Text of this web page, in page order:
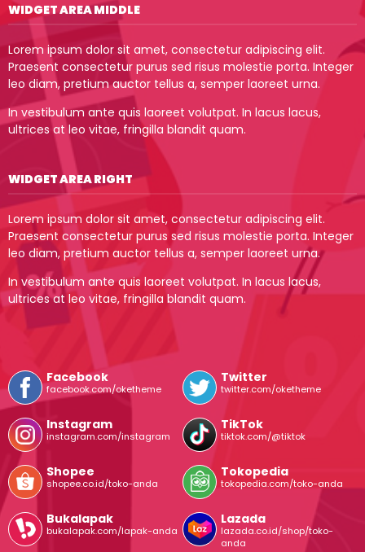
WIDGET AREA MIDDLE
Lorem ipsum dolor sit amet, consectetur adipiscing elit.
Praesent consectetur purus sed risus molestie porta. Integer
leo diam, pretium auctor tellus a, semper laoreet urna.
In vestibulum ante quis laoreet volutpat. In lacus lacus,
ultrices at leo vitae, fringilla blandit quam.
WIDGET AREA RIGHT
Lorem ipsum dolor sit amet, consectetur adipiscing elit.
Praesent consectetur purus sed risus molestie porta. Integer
leo diam, pretium auctor tellus a, semper laoreet urna.
In vestibulum ante quis laoreet volutpat. In lacus lacus,
ultrices at leo vitae, fringilla blandit quam.
Facebook
facebook.com/oketheme
Twitter
twitter.com/oketheme
Instagram
instagram.com/instagram
TikTok
tiktok.com/@tiktok
Shopee
shopee.co.id/toko-anda
Tokopedia
tokopedia.com/toko-anda
Bukalapak
bukalapak.com/lapak-anda
Lazada
lazada.co.id/shop/toko-
anda